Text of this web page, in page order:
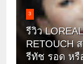
3
รีวิว
RETOUCH
รีทัช รอด หรื